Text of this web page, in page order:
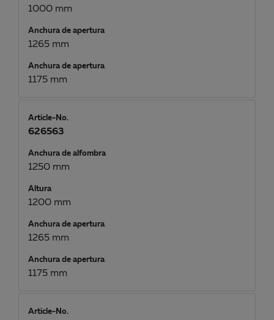
1000 mm
Anchura de apertura
1265 mm
Anchura de apertura
1175 mm
Article-No.
626563
Anchura de alfombra
1250 mm
Altura
1200 mm
Anchura de apertura
1265 mm
Anchura de apertura
1175 mm
Article-No.